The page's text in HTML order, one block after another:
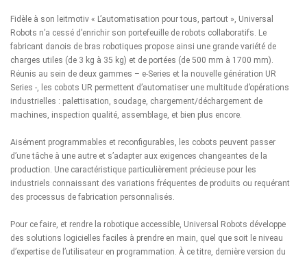
Fidèle à son leitmotiv « L’automatisation pour tous, partout », Universal
Robots n’a cessé d’enrichir son portefeuille de robots collaboratifs. Le
fabricant danois de bras robotiques propose ainsi une grande variété de
charges utiles (de 3 kg à 35 kg) et de portées (de 500 mm à 1700 mm).
Réunis au sein de deux gammes – e-Series et la nouvelle génération UR
Series -, les cobots UR permettent d’automatiser une multitude d’opérations
industrielles : palettisation, soudage, chargement/déchargement de
machines, inspection qualité, assemblage, et bien plus encore.
Aisément programmables et reconfigurables, les cobots peuvent passer
d’une tâche à une autre et s’adapter aux exigences changeantes de la
production. Une caractéristique particulièrement précieuse pour les
industriels connaissant des variations fréquentes de produits ou requérant
des processus de fabrication personnalisés.
Pour ce faire, et rendre la robotique accessible, Universal Robots développe
des solutions logicielles faciles à prendre en main, quel que soit le niveau
d’expertise de l’utilisateur en programmation. À ce titre, dernière version du